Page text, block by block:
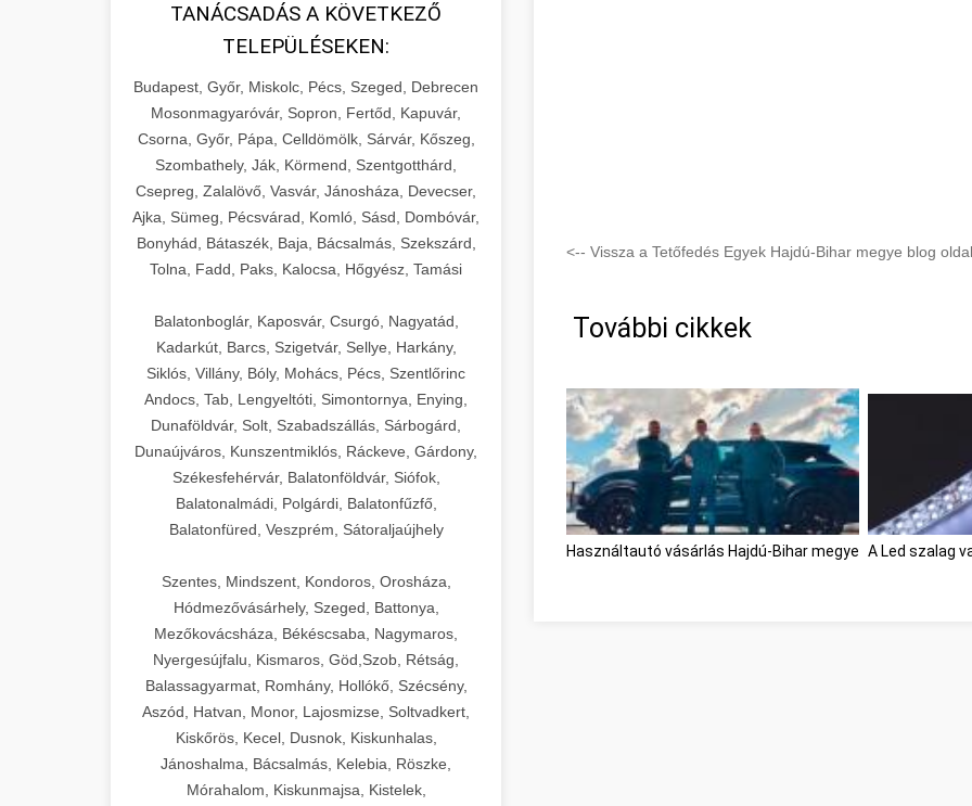
TANÁCSADÁS A KÖVETKEZŐ
TELEPÜLÉSEKEN:
Budapest, Győr, Miskolc, Pécs, Szeged, Debrecen
Mosonmagyaróvár, Sopron, Fertőd, Kapuvár,
Csorna, Győr, Pápa, Celldömölk, Sárvár, Kőszeg,
Szombathely, Ják, Körmend, Szentgotthárd,
Csepreg, Zalalövő, Vasvár, Jánosháza, Devecser,
Ajka, Sümeg, Pécsvárad, Komló, Sásd, Dombóvár,
Bonyhád, Bátaszék, Baja, Bácsalmás, Szekszárd,
Tolna, Fadd, Paks, Kalocsa, Hőgyész, Tamási
Balatonboglár, Kaposvár, Csurgó, Nagyatád,
Kadarkút, Barcs, Szigetvár, Sellye, Harkány,
Siklós, Villány, Bóly, Mohács, Pécs, Szentlőrinc
Andocs, Tab, Lengyeltóti, Simontornya, Enying,
Dunaföldvár, Solt, Szabadszállás, Sárbogárd,
Dunaújváros, Kunszentmiklós, Ráckeve, Gárdony,
Székesfehérvár, Balatonföldvár, Siófok,
Balatonalmádi, Polgárdi, Balatonfűzfő,
Balatonfüred, Veszprém, Sátoraljaújhely
Szentes, Mindszent, Kondoros, Orosháza,
Hódmezővásárhely, Szeged, Battonya,
Mezőkovácsháza, Békéscsaba, Nagymaros,
Nyergesújfalu, Kismaros, Göd,Szob, Rétság,
Balassagyarmat, Romhány, Hollókő, Szécsény,
Aszód, Hatvan, Monor, Lajosmizse, Soltvadkert,
Kiskőrös, Kecel, Dusnok, Kiskunhalas,
Jánoshalma, Bácsalmás, Kelebia, Röszke,
Mórahalom, Kiskunmajsa, Kistelek,
<-- Vissza a Tetőfedés Egyek Hajdú-Bihar megye blog
További cikkek
Használtautó vásárlás Hajdú-Bihar megye A Led szalag